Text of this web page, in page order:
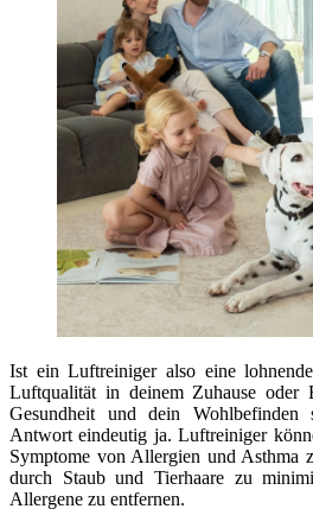
Ist ein Luftreiniger also eine
Luftqualität in deinem Zuhause oder
Gesundheit und dein
Antwort eindeutig ja. Luftreiniger
Symptome von Allergien und Asthma
durch Staub und Tierhaare zu
Allergene zu entfernen.